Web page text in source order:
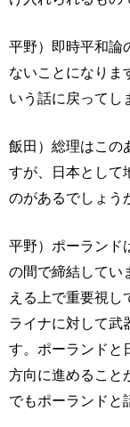
平野）即時平和論
ないことになりま
いう話に戻ってし
飯田）総理はこの
すが、日本として
のがあるでしょう
平野）ポーランド
の間で締結してい
える上で重要視し
ライナに対して武
す。ポーランドと
方向に進めること
でもポーランドと